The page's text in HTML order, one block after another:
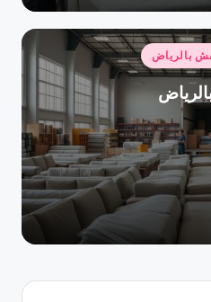
بالرياض